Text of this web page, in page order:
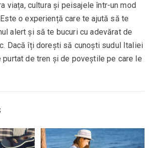
viața, cultura și peisajele într-un mod
o experiență care te ajută să te
alert și să te bucuri cu adevărat de
Dacă îți dorești să cunoști sudul Italiei
purtat de tren și de poveștile pe care le